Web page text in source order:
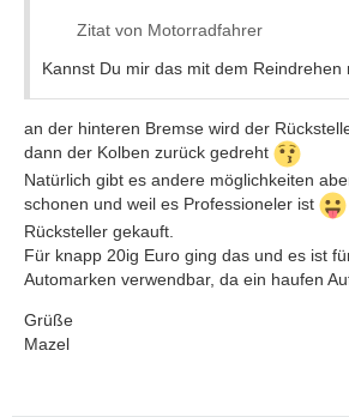
Zitat von Motorradfahrer
Kannst Du mir das mit dem Reindrehen
an der hinteren Bremse wird der
dann der Kolben zurück gedreht
Natürlich gibt es andere möglichkeiten
schonen und weil es Professioneler ist
Rücksteller gekauft.
Für knapp 20ig Euro ging das und es ist
Automarken verwendbar, da ein haufen
Grüße
Mazel